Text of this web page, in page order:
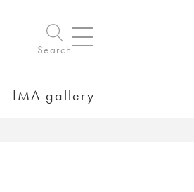
Search
IMA gallery